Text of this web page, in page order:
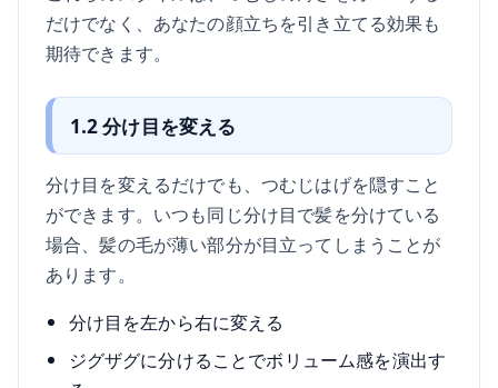
だけでなく、あなたの顔立ちを引き立てる効果も
期待できます。
1.2 分け目を変える
分け目を変えるだけでも、つむじはげを隠すこと
ができます。いつも同じ分け目で髪を分けている
場合、髪の毛が薄い部分が目立ってしまうことが
あります。
分け目を左から右に変える
ジグザグに分けることでボリューム感を演出す